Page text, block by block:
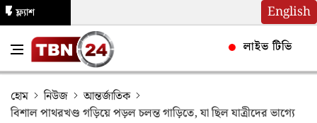
English
ফ্ল্যাশ
লাইভ টিভি
হোম নিউজ
আন্তর্জাতিক
বিশাল পাথরখণ্ড গড়িয়ে পড়ল চলন্ত গাড়িতে, যা ছিল যাত্রীদের ভাগ্যে